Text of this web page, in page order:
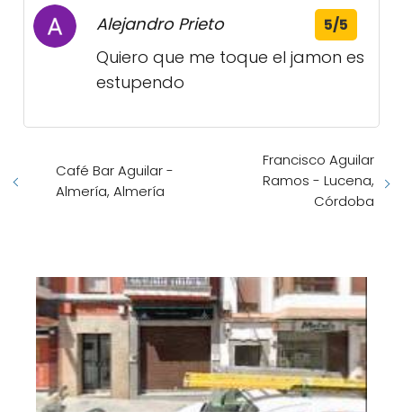
Alejandro Prieto 5/5
Quiero que me toque el jamon es
estupendo
Café Bar Aguilar -
Almería, Almería
Francisco Aguilar
Ramos - Lucena,
Córdoba